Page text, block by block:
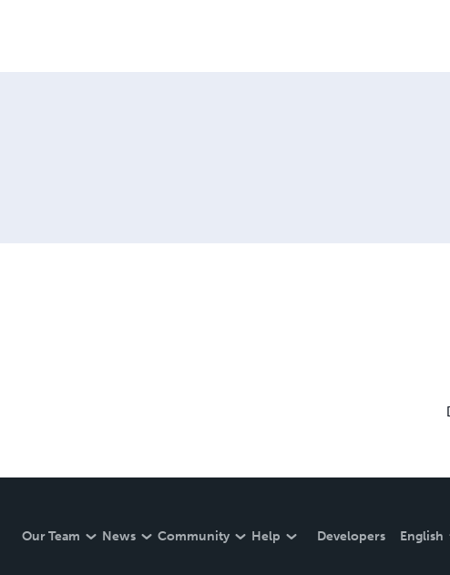
Our Team News Community Help Developers English